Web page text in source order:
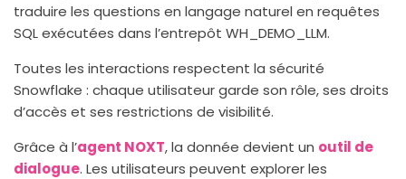
traduire les questions en langage naturel en requêtes
SQL exécutées dans l’entrepôt WH_DEMO_LLM.
Toutes les interactions respectent la sécurité
Snowflake : chaque utilisateur garde son rôle, ses droits
d’accès et ses restrictions de visibilité.
Grâce à l’agent NOXT, la donnée devient un outil de
dialogue. Les utilisateurs peuvent explorer les